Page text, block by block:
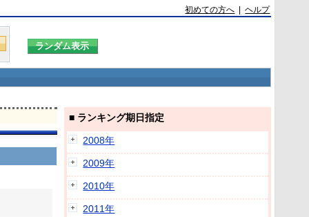
初めての方へ |ヘルプ
■ ランキング期日指定
2008年
2009年
2010年
2011年